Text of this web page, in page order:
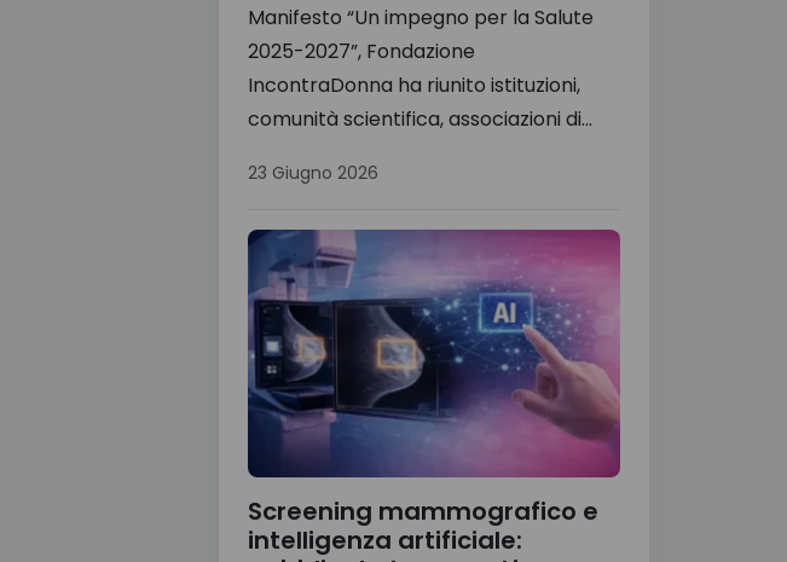
Manifesto “Un impegno per la Salute
2025-2027”, Fondazione
IncontraDonna ha riunito istituzioni,
comunità scientifica, associazioni di...
23 Giugno 2026
Screening mammografico e
intelligenza artificiale: